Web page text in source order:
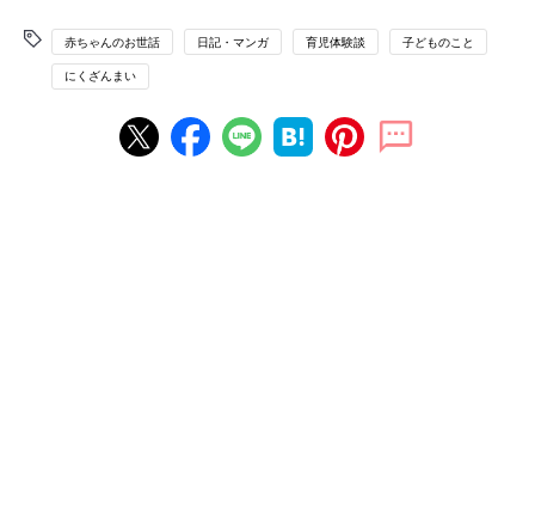
赤ちゃんのお世話 日記・マンガ 育児体験談 子どものこと
にくざんまい